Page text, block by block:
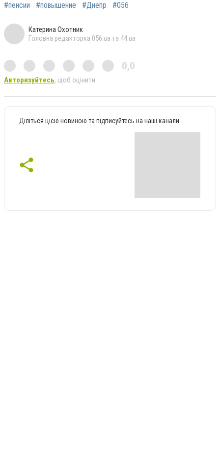
#пенсии #повышение #Днепр #056
Катерина Охотник
Головна редакторка 056.ua та 44.ua
0,0
Авторизуйтесь, щоб оцінити
Діліться цією новиною та підписуйтесь на наші канали